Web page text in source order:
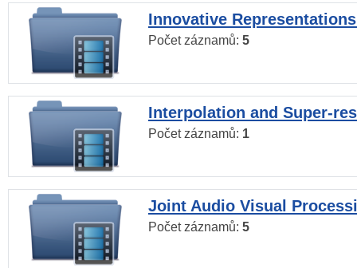
Innovative
Počet záznamů: 5
Interpolation and Super-
Počet záznamů: 1
Joint Audio Visual
Počet záznamů: 5